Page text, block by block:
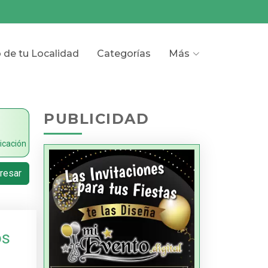
de tu Localidad Categorías Más
PUBLICIDAD